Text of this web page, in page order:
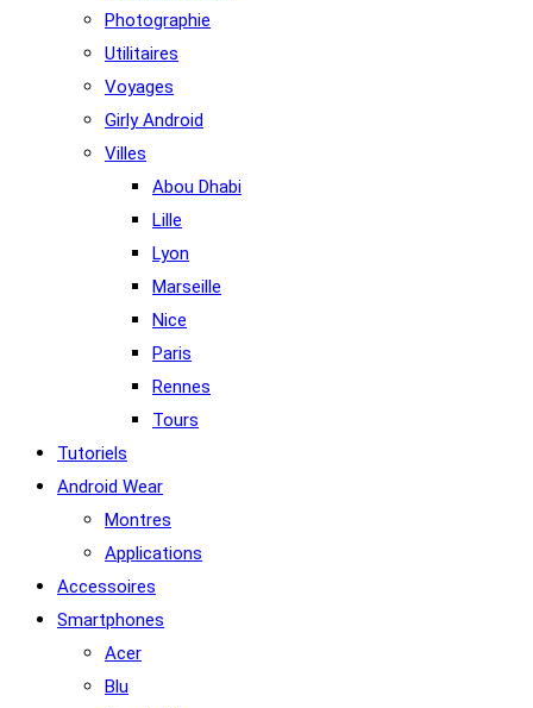
Photographie
Utilitaires
Voyages
Girly Android
Villes
Abou Dhabi
Lille
Lyon
Marseille
Nice
Paris
Rennes
Tours
Tutoriels
Android Wear
Montres
Applications
Accessoires
Smartphones
Acer
Blu